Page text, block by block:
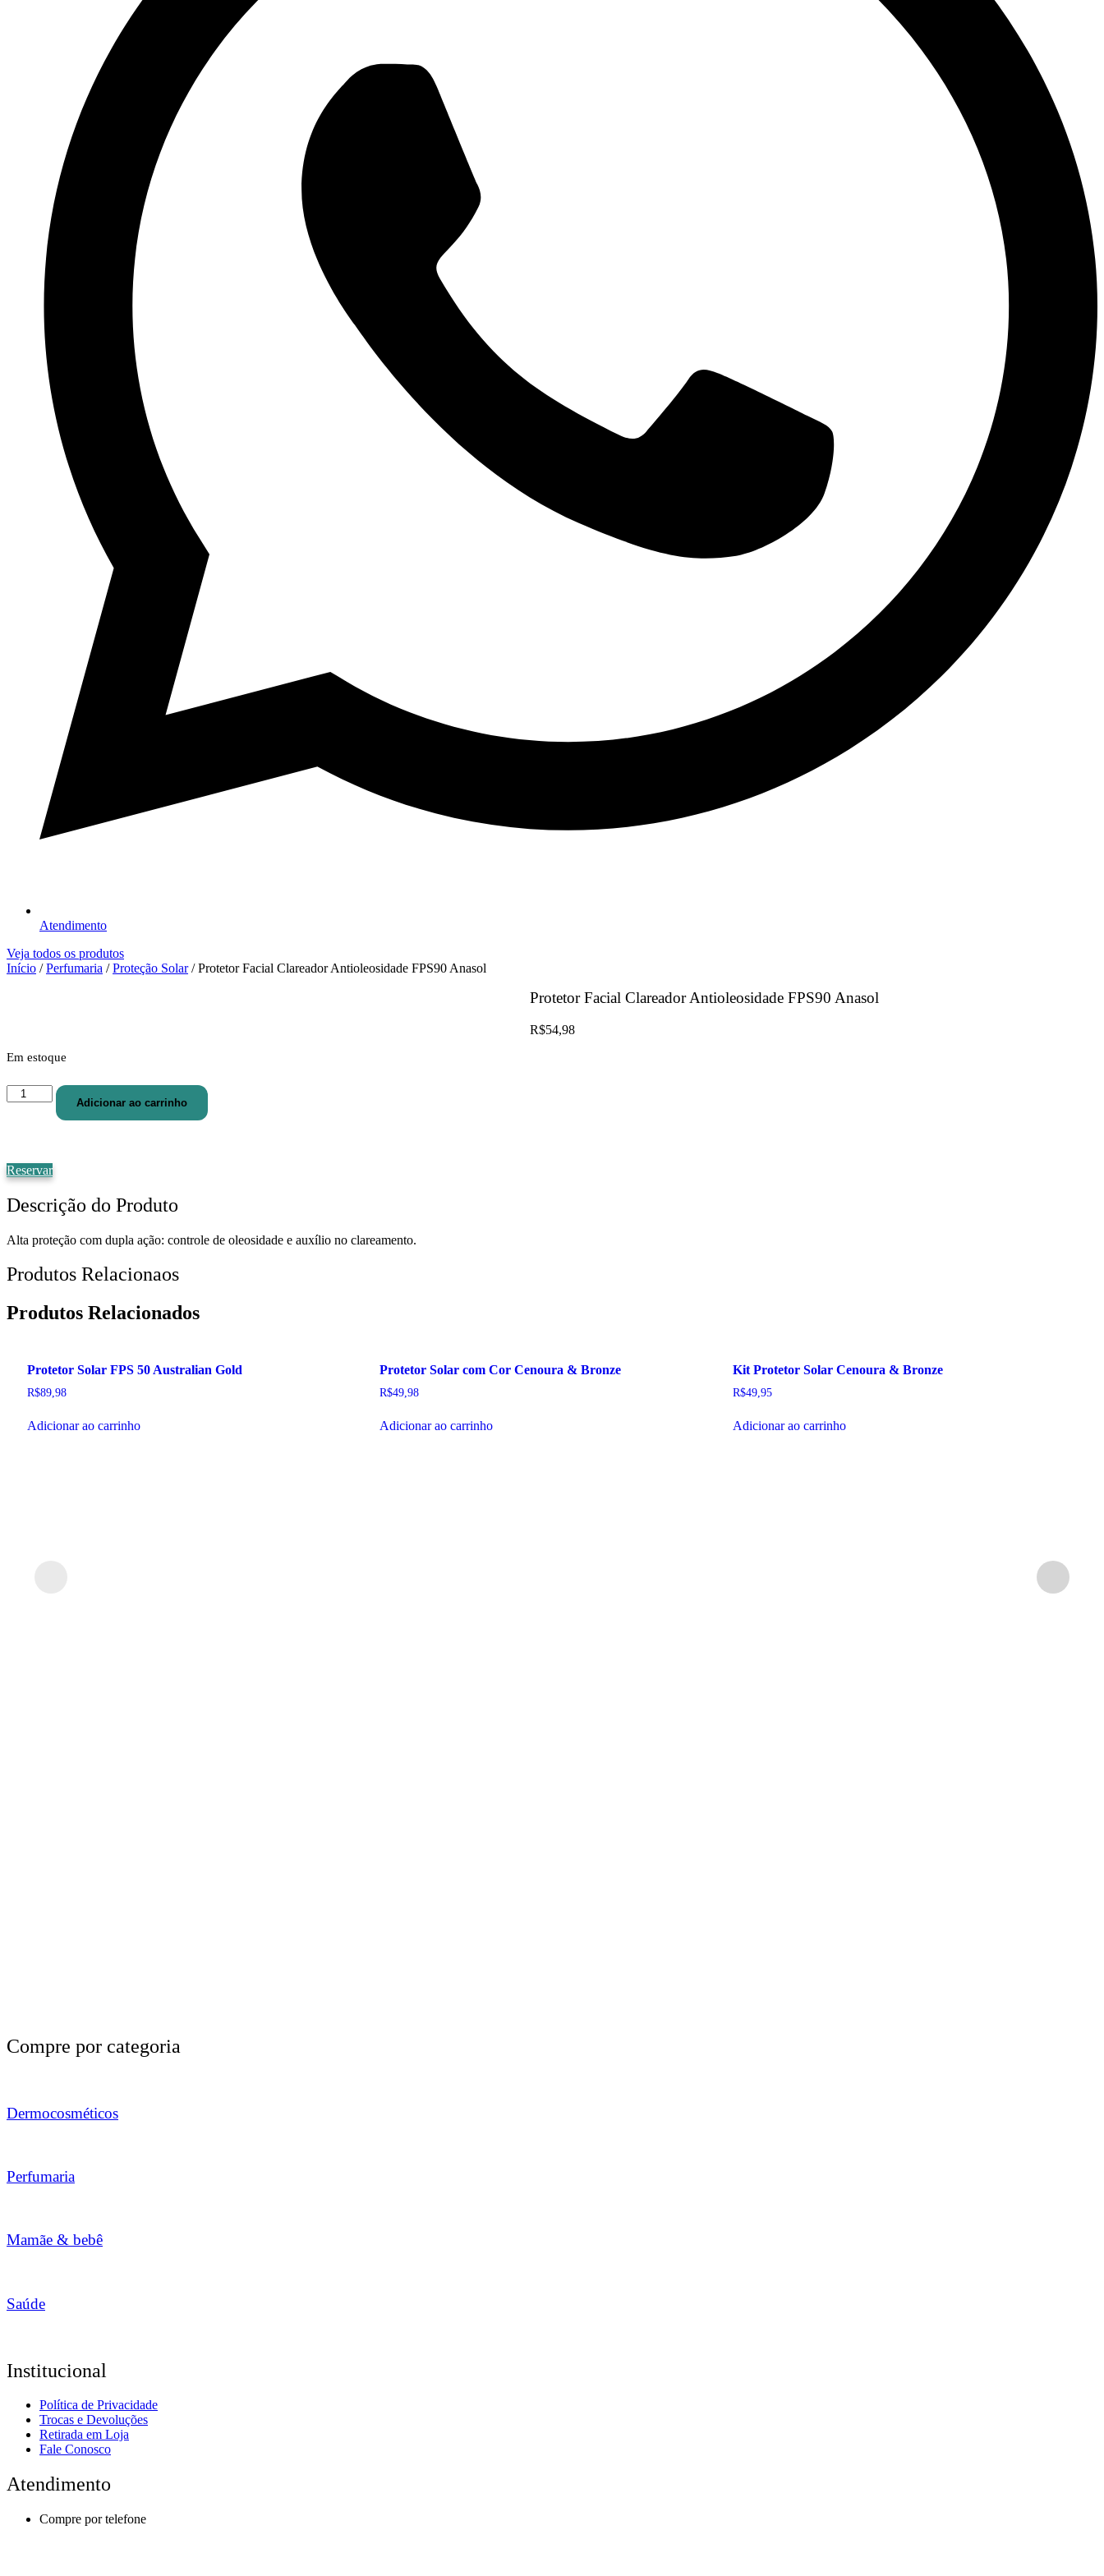
Atendimento
Veja todos os produtos
Início /Perfumaria /Proteção Solar/ Protetor Facial Clareador Antioleosidade FPS90 Anasol
Protetor Facial Clareador Antioleosidade FPS90 Anasol
R$54,98
Em estoque
Protetor
Facial
Anasol
quantidade
Adicionar ao carrinho
Reservar
Descrição do Produto
Alta proteção com dupla ação: controle de oleosidade e auxílio no clareamento.
Produtos Relacionaos
Produtos Relacionados
Protetor Solar FPS 50 Australian Gold
R$89,98
Adicionar ao carrinho
Protetor Solar com Cor Cenoura & Bronze
R$49,98
Adicionar ao carrinho
Kit Protetor Solar Cenoura & Bronze
R$49,95
Adicionar ao carrinho
Compre por categoria
Dermocosméticos
Perfumaria
Mamãe & bebê
Saúde
Institucional
Política de Privacidade
Trocas e Devoluções
Retirada em Loja
Fale Conosco
Atendimento
Compre por telefone